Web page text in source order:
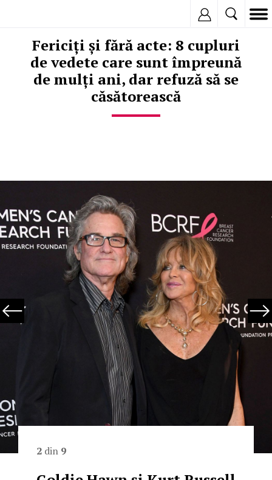
Fericiți și fără acte: 8 cupluri
de vedete care sunt împreună
de mulți ani, dar refuză să se
căsătorească
2 din 9